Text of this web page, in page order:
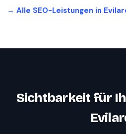
→ Alle SEO-Leistungen in
Sichtbarkeit für